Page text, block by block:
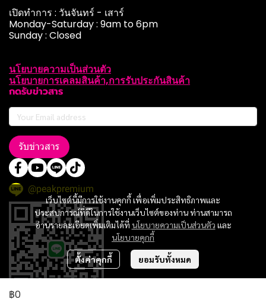
฿0
เว็บไซต์นี้มีการใช้งานคุกกี้ เพื่อเพิ่มประสิทธิภาพและ
ประสบการณ์ที่ดีในการใช้งานเว็บไซต์ของท่าน ท่านสามารถ
อ่านรายละเอียดเพิ่มเติมได้ที่ นโยบายความเป็นส่วนตัว และ
นโยบายคุกกี้
ตั้งค่าคุกกี้ ยอมรับทั้งหมด
เปิดทำการ : วันจันทร์ - เสาร์
Monday-Saturday : 9am to 6pm
Sunday : Closed
นโยบายความเป็นส่วนตัว
นโยบายการเคลมสินค้า,การรับประกันสินค้า
กดรับข่าวสาร
รับข่าวสาร
@peakpremium